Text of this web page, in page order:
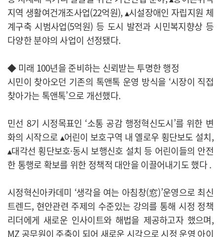
지역 생활여건개조사업(22억원), ▴시설장애인 자립지원 체
계구축 시범사업(5억원) 등 도시 발전과 시민복지향상 등
다양한 분야의 사업이 선정됐다.
◆ 미래 100년을 준비하는 신뢰받는 투명한 행정
시민이 찾아오던 기존의 톡앤톡 운영 방식을 ‘시장이 직접
찾아가는 톡앤톡’으로 개선했다.
민선 8기 시정목표인 ‘소통 공감 행정혁신도시’를 위한 변
화의 시작으로 ▴어린이 보호구역 내 옐로우 횡단보도 설치,
▴대각선 횡단보호·동시 보행신호 설치 등 어린이들의 안전
한 통행로 확보를 위한 정책적 대안을 이끌어내기도 했다 .
시정혁신아카데미 ‘생각을 여는 아침창(窓)’운영으로 최신
트렌드, 현안관련 주제의 수준있는 강의를 통해 시정 정책
리더에게 새로운 인사이트와 해법을 제공하고자 했으며,
MZ 공무원이 주축이 되어 새로운 시각으로 시정 운영 아이